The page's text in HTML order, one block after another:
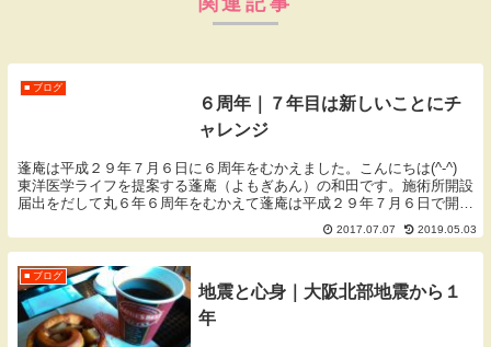
■ ブログ
６周年｜７年目は新しいことにチ
ャレンジ
蓬庵は平成２９年７月６日に６周年をむかえました。こんにちは(^-^)
東洋医学ライフを提案する蓬庵（よもぎあん）の和田です。施術所開設
届出をだして丸６年６周年をむかえて蓬庵は平成２９年７月６日で開設
届出をだしてから６周年をむかえることができ... 2017.07.07 2019.05.03
■ ブログ
地震と心身｜大阪北部地震から１
年